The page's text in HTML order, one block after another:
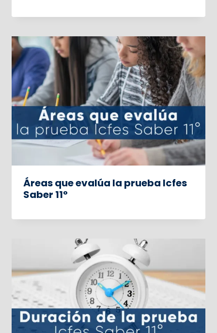
Áreas que evalúa la prueba Icfes
Saber 11°